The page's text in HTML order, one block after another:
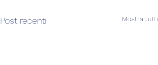
Post recenti Mostra tutti